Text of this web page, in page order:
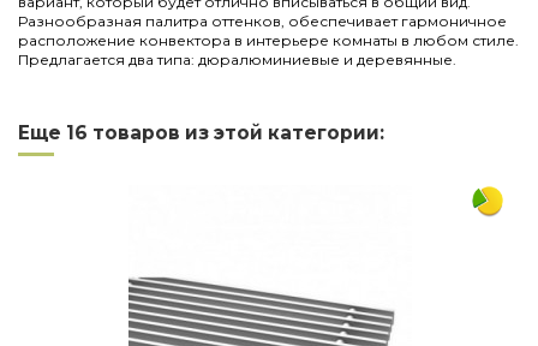
Разнообразная палитра оттенков, обеспечивает гармоничное
расположение конвектора в интерьере комнаты в любом стиле.
Предлагается два типа: дюралюминиевые и деревянные.
Ширина
250
Еще 16 товаров из этой категории: